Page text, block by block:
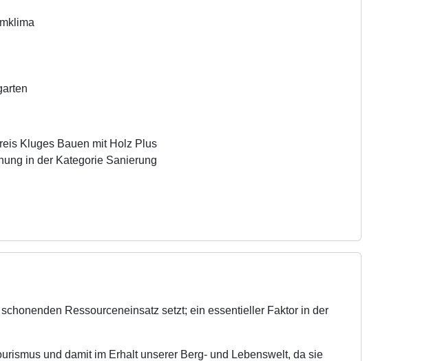
Kluges Bauen mit Holz Plus
in der Kategorie Sanierung
Ressourceneinsatz setzt; ein essentieller Faktor in der
und damit im Erhalt unserer Berg- und Lebenswelt, da sie